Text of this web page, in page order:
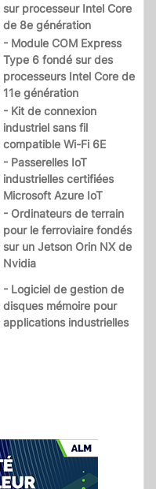
sur processeur Intel Core
de 8e génération
- Module COM Express
Type 6 fondé sur des
processeurs Intel Core de
11e génération
- Kit de connexion
industriel sans fil
compatible Wi-Fi 6E
- Passerelles IoT
industrielles certifiées
Microsoft Azure IoT
- Ordinateurs de terrain
pour le ferroviaire fondés
sur un Jetson Orin NX de
Nvidia
- Logiciel de gestion de
disques mémoire pour
applications industrielles